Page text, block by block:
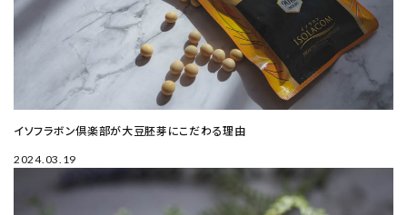
イソフラボン倶楽部が大豆胚芽にこだわる理由
2024.03.19